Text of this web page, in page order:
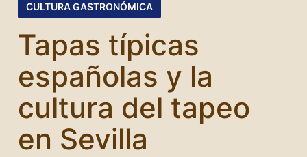
CULTURA GASTRONÓMICA
Tapas típicas
españolas y la
cultura del tapeo
en Sevilla